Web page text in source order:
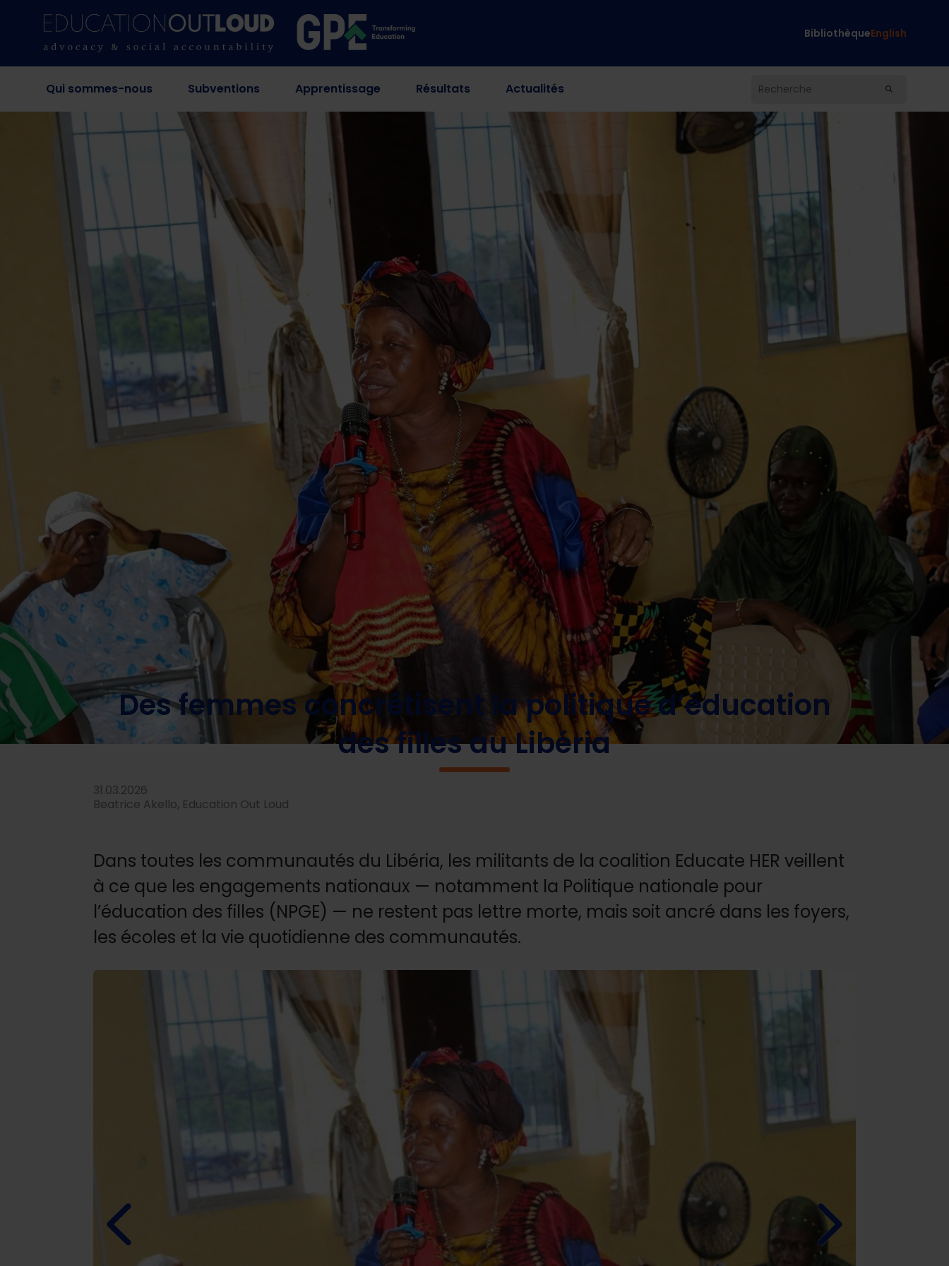
BibliothèqueEnglish
Qui sommes-nous Subventions Apprentissage Résultats Actualités
Home Actualités / Histories de changement Des femmes concrétisent la politique d’éducation des filles au Libéria
Des femmes concrétisent la politique d’éducation
des filles au Libéria
31.03.2026
Beatrice Akello, Education Out Loud
Dans toutes les communautés du Libéria, les militants de la coalition Educate HER veillent
à ce que les engagements nationaux — notamment la Politique nationale pour
l’éducation des filles (NPGE) — ne restent pas lettre morte, mais soit ancré dans les foyers,
les écoles et la vie quotidienne des communautés.